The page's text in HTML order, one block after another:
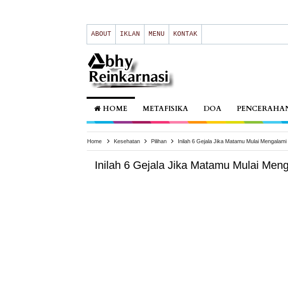
ABOUT IKLAN MENU KONTAK
HOME METAFISIKA DOA
Home Kesehatan Pilihan Inilah 6 Gejala Jika Matamu Mulai Mengalami
Inilah 6 Gejala Jika Matamu Mulai